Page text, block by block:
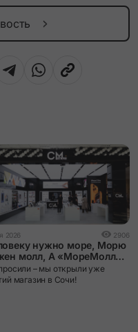
2026 2906
нужно море, Морю
молл, А «МореМоллу»
– мы открыли уже
магазин в Сочи!